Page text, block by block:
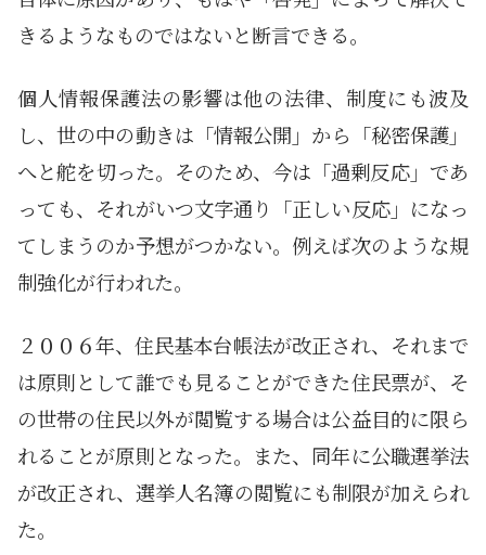
きるようなものではないと断言できる。
個人情報保護法の影響は他の法律、制度にも波及
し、世の中の動きは「情報公開」から「秘密保護」
へと舵を切った。そのため、今は「過剰反応」であ
っても、それがいつ文字通り「正しい反応」になっ
てしまうのか予想がつかない。例えば次のような規
制強化が行われた。
２００６年、住民基本台帳法が改正され、それまで
は原則として誰でも見ることができた住民票が、そ
の世帯の住民以外が閲覧する場合は公益目的に限ら
れることが原則となった。また、同年に公職選挙法
が改正され、選挙人名簿の閲覧にも制限が加えられ
た。